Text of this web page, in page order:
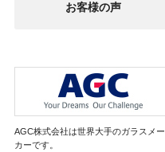
お客様の声
AGC株式会社は世界大手のガラスメー
カーです。